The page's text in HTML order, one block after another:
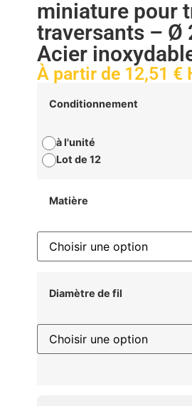
miniature pour
traversants – Ø
Acier
À partir de 12,51 €
Conditionnement
à l'unité
Lot de 12
Matière
Diamètre de fil